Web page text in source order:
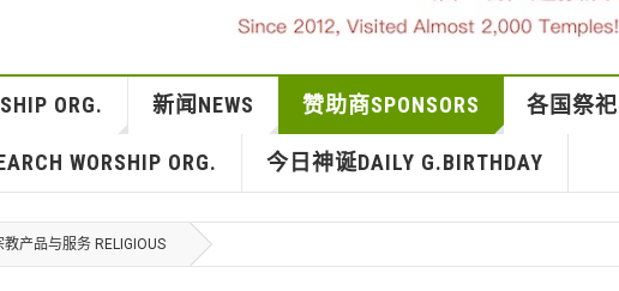
ORG. 新闻NEWS 赞助商SPONSORS 各国祭祀
WORSHIP ORG. 今日神诞DAILY G.BIRTHDAY
教产品与服务 RELIGIOUS